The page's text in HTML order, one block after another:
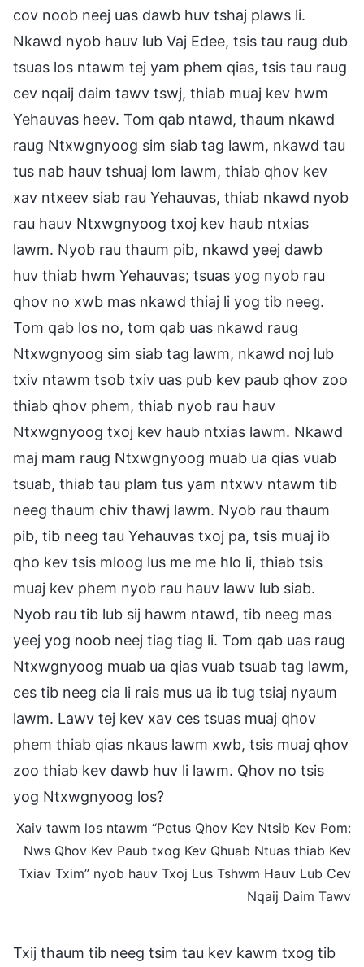
cov noob neej uas dawb huv tshaj plaws li.
Nkawd nyob hauv lub Vaj Edee, tsis tau raug dub
tsuas los ntawm tej yam phem qias, tsis tau raug
cev nqaij daim tawv tswj, thiab muaj kev hwm
Yehauvas heev. Tom qab ntawd, thaum nkawd
raug Ntxwgnyoog sim siab tag lawm, nkawd tau
tus nab hauv tshuaj lom lawm, thiab qhov kev
xav ntxeev siab rau Yehauvas, thiab nkawd nyob
rau hauv Ntxwgnyoog txoj kev haub ntxias
lawm. Nyob rau thaum pib, nkawd yeej dawb
huv thiab hwm Yehauvas; tsuas yog nyob rau
qhov no xwb mas nkawd thiaj li yog tib neeg.
Tom qab los no, tom qab uas nkawd raug
Ntxwgnyoog sim siab tag lawm, nkawd noj lub
txiv ntawm tsob txiv uas pub kev paub qhov zoo
thiab qhov phem, thiab nyob rau hauv
Ntxwgnyoog txoj kev haub ntxias lawm. Nkawd
maj mam raug Ntxwgnyoog muab ua qias vuab
tsuab, thiab tau plam tus yam ntxwv ntawm tib
neeg thaum chiv thawj lawm. Nyob rau thaum
pib, tib neeg tau Yehauvas txoj pa, tsis muaj ib
qho kev tsis mloog lus me me hlo li, thiab tsis
muaj kev phem nyob rau hauv lawv lub siab.
Nyob rau tib lub sij hawm ntawd, tib neeg mas
yeej yog noob neej tiag tiag li. Tom qab uas raug
Ntxwgnyoog muab ua qias vuab tsuab tag lawm,
ces tib neeg cia li rais mus ua ib tug tsiaj nyaum
lawm. Lawv tej kev xav ces tsuas muaj qhov
phem thiab qias nkaus lawm xwb, tsis muaj qhov
zoo thiab kev dawb huv li lawm. Qhov no tsis
yog Ntxwgnyoog los?
Xaiv tawm los ntawm “Petus Qhov Kev Ntsib Kev Pom:
Nws Qhov Kev Paub txog Kev Qhuab Ntuas thiab Kev
Txiav Txim” nyob hauv Txoj Lus Tshwm Hauv Lub Cev
Nqaij Daim Tawv
Txij thaum tib neeg tsim tau kev kawm txog tib